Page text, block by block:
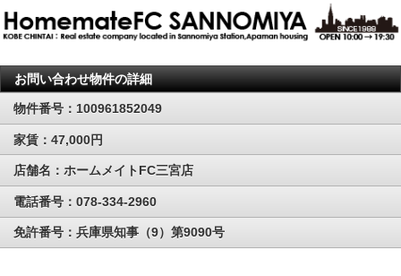
お問い合わせ物件の詳細
物件番号：100961852049
家賃：47,000円
店舗名：ホームメイトFC三宮店
電話番号：078-334-2960
免許番号：兵庫県知事（9）第9090号